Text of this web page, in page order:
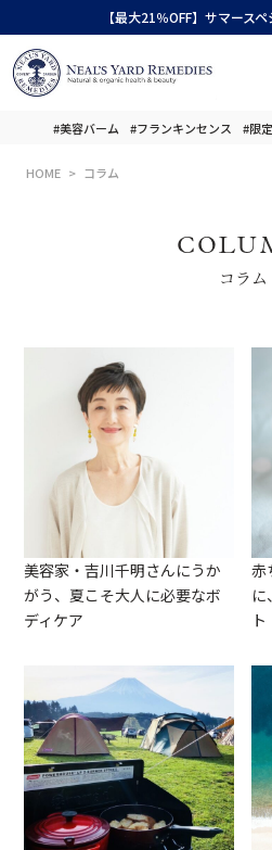
【最大21％OFF】サマース
#美容バーム #フランキンセンス #限
HOME コラム
コラム
美容家・吉川千明さんにうか
がう、夏こそ大人に必要なボ
ディケア
赤
ト